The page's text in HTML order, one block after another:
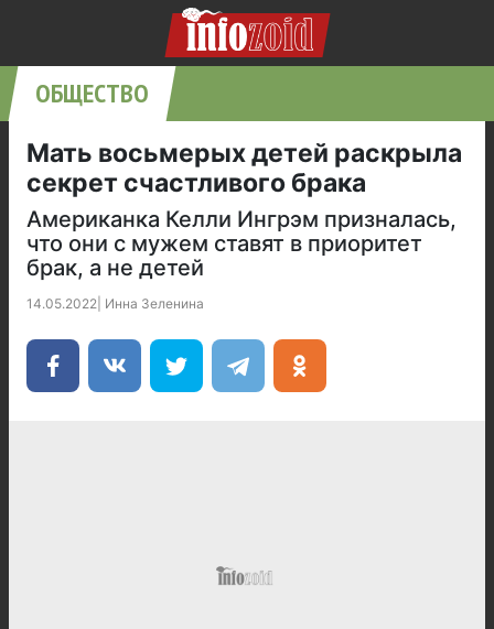
ОБЩЕСТВО
Мать восьмерых детей раскрыла
секрет счастливого брака
Американка Келли Ингрэм призналась,
что они с мужем ставят в приоритет
брак, а не детей
14.05.2022 Инна Зеленина